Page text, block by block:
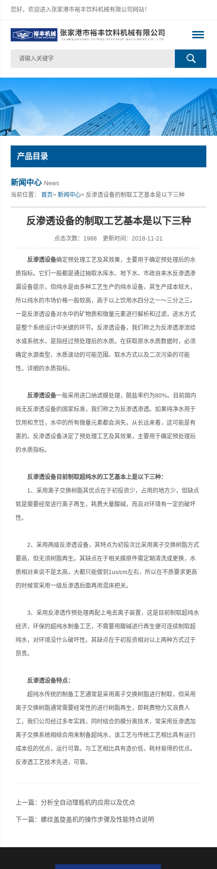
您好，欢迎进入张家港市裕丰饮料机械有限公司网站！
张家港市裕丰饮料机械有限公司
产品目录
新闻中心 News
当前位置：首页>新闻中心> 反渗透设备的制取工艺基本是以下三种
反渗透设备的制取工艺基本是以下三种
点击次数：1988 更新时间：2018-11-21
反渗透设备确定预处理工艺及其效果，主要用于确定预处理后的水
质指标。它们一般都是通过抽取水库水、地下水、市政自来水反渗透渗
漏设备提示，但纯水是由多种工艺生产的纯水设备，其生产成本较大，
所以纯水的市场价格一般较高，高于以上饮用水四分之一～三分之三。
一是反渗透设备对水中的矿物质和微量元素进行解析和过滤，进水方式
是整个系统设计中关键的环节。反渗透设备，我们称之为反渗透渗流给
水或系统水，是指经过预处理后的水质。在获取原水水质数据时，必须
确定水源类型、水质波动的可能范围、取水方式以及二次污染的可能
性。详细的水质指标。
反渗透设备一般采用进口纳滤膜处理，脱盐率约为80%。目前国内
尚无反渗透设备的国家标准，我们称之为反渗透渗透。如果纯净水用于
饮用和烹饪，水中的所有微量元素都会消失。从长远来看，这可能是有
害的。反渗透设备决定了预处理工艺及其效果，主要用于确定预处理后
的水质指标。
反渗透设备目前制取超纯水的工艺基本上是以下三种：
1、采用离子交换树脂其优点在于初投资少，占用的地方少，但缺点
就是需要经常进行离子再生，耗费大量酸碱，而且对环境有一定的破坏
性。
2、采用两级反渗透设备，其特点为初投次比采用离子交换树脂方式
要高，但无须树脂再生。其缺点在于相关膜原件需定期清洗或更换，水
质相对来说不是太高，大都只能做到1us/cm左右，所以在不质要求更高
的时候常采用一级反渗透后面再用混床把关。
3、采用反渗透作预处理再配上电去离子装置，这是目前制取超纯水
经济，环保的超纯水制备工艺，不需要用酸碱进行再生便可连续制取超
纯水，对环境没什么破坏性。其缺点在于初投资相对以上两种方式过于
昂贵。
反渗透设备特点：
超纯水传统的制备工艺通常是采用离子交换树脂进行制取，但采用
离子交换树脂通常需要经常性的进行树脂再生，即耗费物力又浪费人
工，我们公司经过多年实践，同时结合的膜分离技术，常采用反渗透加
离子交换系统相结合用来制备超纯水，该工艺与传统工艺相比具有运行
成本低的优点，运行可靠。与工艺相比具有造价低，耗材易得的优点。
反渗透工艺技术先进，可靠。
上一篇：分析全自动理瓶机的应用以及优点
下一篇： 螺纹盖旋盖机的操作步骤及性能特点说明